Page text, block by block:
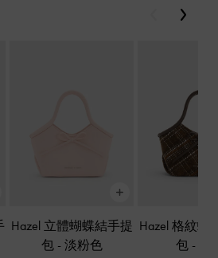
Hazel 立體蝴蝶結手提
包 - 淡粉色
Hazel 格紋蝴
包 -
Previous